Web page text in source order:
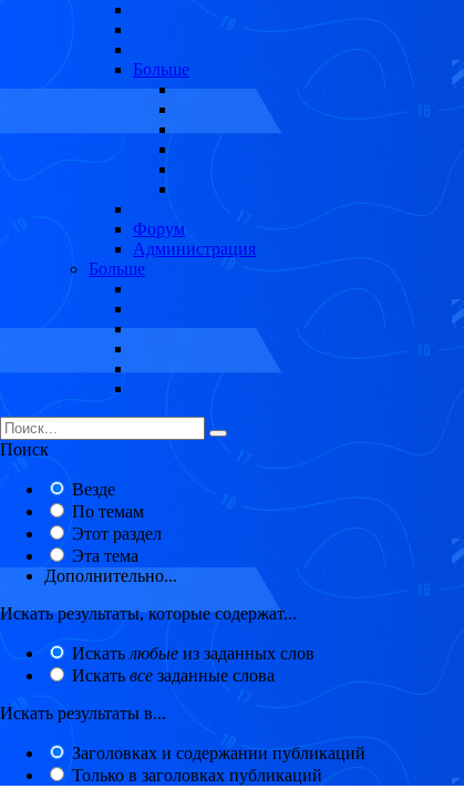
Больше
Форум
Администрация
Больше
Поиск
Везде
По темам
Этот раздел
Эта тема
Дополнительно...
Искать результаты, которые содержат...
Искать любые из заданных слов
Искать все заданные слова
Искать результаты в...
Заголовках и содержании публикаций
Только в заголовках публикаций